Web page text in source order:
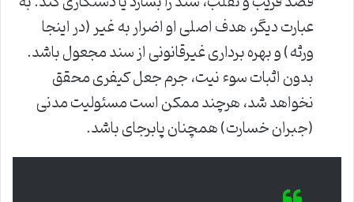
عبارت دیگر، هدف اصلی او اضرار به غیر (در اینجا
ورثه) و بهره برداری غیرقانونی از سند مجعول باشد.
بدون اثبات سوء نیت، جرم جعل کیفری محقق
نخواهد شد، هرچند ممکن است مسئولیت مدنی
(جبران خسارت) همچنان پابرجای باشد.